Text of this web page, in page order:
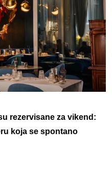
rezervisane za vikend:
koja se spontano